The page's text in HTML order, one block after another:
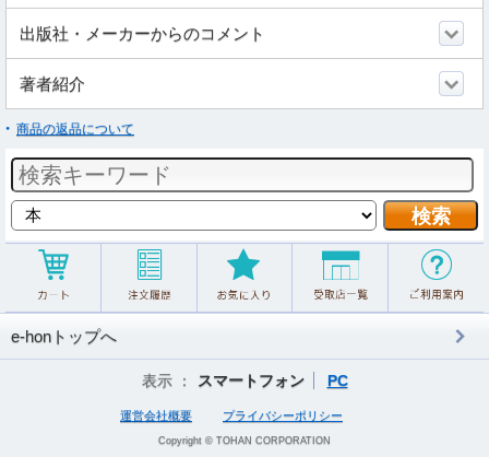
出版社・メーカーからのコメント
著者紹介
商品の返品について
e-honトップへ
表示 ： スマートフォン PC
運営会社概要 プライバシーポリシー
Copyright © TOHAN CORPORATION